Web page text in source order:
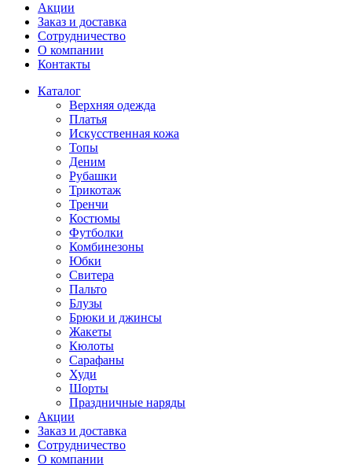
Акции
Заказ и доставка
Сотрудничество
О компании
Контакты
Каталог
Верхняя одежда
Платья
Искусственная кожа
Топы
Деним
Рубашки
Трикотаж
Тренчи
Костюмы
Футболки
Комбинезоны
Юбки
Свитера
Пальто
Блузы
Брюки и джинсы
Жакеты
Кюлоты
Сарафаны
Худи
Шорты
Праздничные наряды
Акции
Заказ и доставка
Сотрудничество
О компании